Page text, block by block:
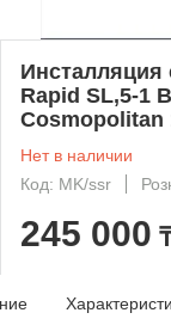
Инсталляция
Rapid SL,5-1
Cosmopolitan
Нет в наличии
Код: MK/ssr
245 000